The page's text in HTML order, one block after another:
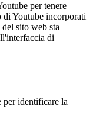
per tenere
di Youtube incorporati
sito web sta
di
per identificare la